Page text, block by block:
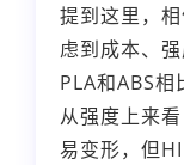
提到这里，
虑到成本、
PLA和ABS相
从强度上来
易变形，但